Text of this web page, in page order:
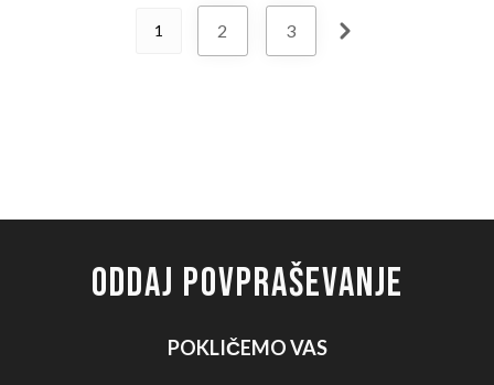
1 2 3
ODDAJ POVPRAŠEVANJE
POKLIČEMO VAS